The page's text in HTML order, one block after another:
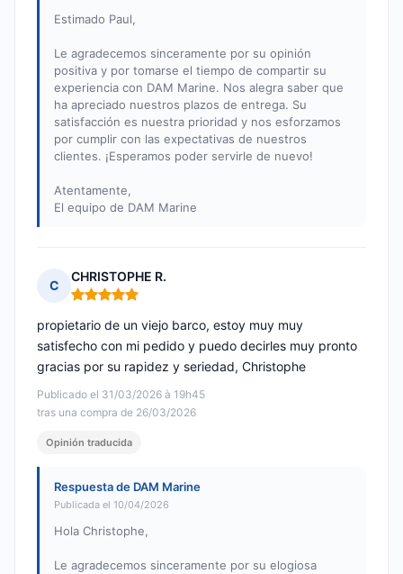
Estimado Paul,
Le agradecemos sinceramente por su opinión
positiva y por tomarse el tiempo de compartir su
experiencia con DAM Marine. Nos alegra saber que
ha apreciado nuestros plazos de entrega. Su
satisfacción es nuestra prioridad y nos esforzamos
por cumplir con las expectativas de nuestros
clientes. ¡Esperamos poder servirle de nuevo!
Atentamente,
El equipo de DAM Marine
C
CHRISTOPHE R.
Nota: 5 de 5
Publicado el 31/03/2026 à 19h45
tras una compra de 26/03/2026
propietario de un viejo barco, estoy muy muy
satisfecho con mi pedido y puedo decirles muy pronto
gracias por su rapidez y seriedad, Christophe
Opinión traducida
Respuesta de DAM Marine
Publicada el 10/04/2026
Hola Christophe,
Le agradecemos sinceramente por su elogiosa